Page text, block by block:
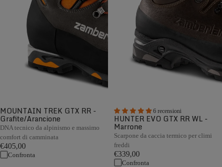
MOUNTAIN TREK GTX RR -
Grafite/Arancione
DNA tecnico da alpinismo e massimo
comfort di camminata
€405,00
Confronta
6 recensioni
HUNTER EVO GTX RR WL -
Marrone
Scarpone da caccia termico per climi
freddi
€339,00
Confronta